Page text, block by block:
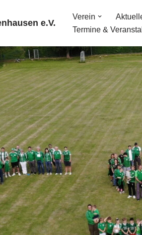
e.V.
Verein
Termine &